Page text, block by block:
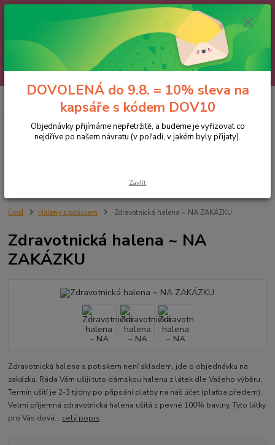
🌼 DOVOLENÁ do 9.8. 🌼
Jakmile se vrátíme, všechny objednávky, e-maily i telefonáty vyřídíme
postupně - v pořadí, v jakém nám přišly. Děkujeme za trpělivost.
A abychom vám čekání trochu zpříjemnili: doprava ZDARMA nad 700 Kč
a 10% sleva na kapsáře 😊 Slevový kód: DOV10
Menu
0
Úvod Haleny s potiskem Zdravotnická halena ~ NA ZAKÁZKU
Zdravotnická halena ~ NA
ZAKÁZKU
Zdravotnická halena s potiskem není skladem, jde o objednávku na
zakázku. Ráda Vám ušiji tuto dámskou halenu z látek dle Vašeho výběru.
Termín ušití je 2-3 týdny po připsání platby na náš účet (platba předem).
Velmi příjemná zdravotnická halena ušitá z pevné 100% bavlny. Tyto látky
pro Vás dová... celý popis
DOVOLENÁ do 9.8. = 10% sleva na
kapsáře s kódem DOV10
Objednávky přijímáme nepřetržitě, a budeme je vyřizovat co
nejdříve po našem návratu (v pořadí, v jakém byly přijaty).
Zavřít